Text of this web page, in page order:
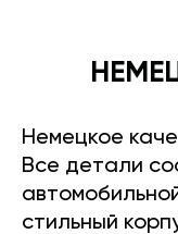
Немецкое
Все детали
стильный